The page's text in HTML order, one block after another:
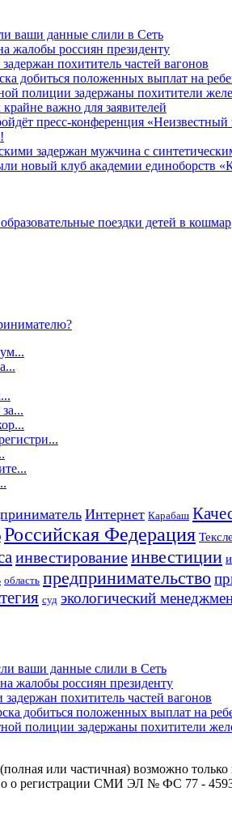
ваши данные слили в Сеть
жалобы россиян президенту
похититель частей вагонов
добиться положенных выплат на
полиции задержаны похитители
важно для заявителей
пресс-конференция
задержан мужчина с
новый клуб академии единоборств
поездки детей в кошмар
Интернет Карабаш
Российская Федерация
инвестированиеинвестиции
область предпринимательство
суд экологический
ваши данные слили в Сеть
жалобы россиян президенту
похититель частей вагонов
добиться положенных выплат на
полиции задержаны похитители
или частичная) возможно
о регистрации СМИ ЭЛ № ФС 77 -